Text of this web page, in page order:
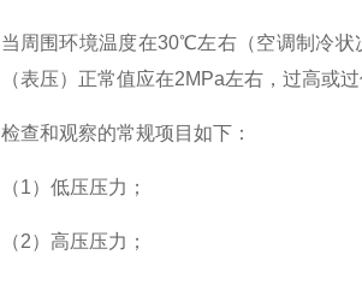
当周围环境温度在30℃左右（空调制冷状
（表压）正常值应在2MPa左右，过高或过
检查和观察的常规项目如下：
（1）低压压力；
（2）高压压力；